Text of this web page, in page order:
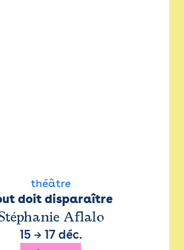
théâtre
doit disparaître
Aflalo
15 → 17 déc.